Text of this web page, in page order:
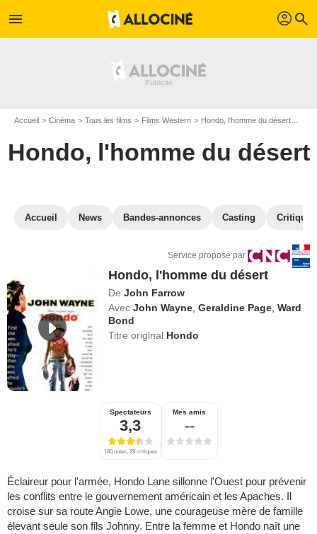
menu profil search
Accueil Cinéma Tous les films Films Western Hondo, l'homme du désert
Hondo, l'homme du désert
Accueil News Bandes-annonces Casting
Service proposé par
Hondo, l'homme du désert
De John Farrow
Avec John Wayne ,Geraldine Page ,Ward
Bond
Titre original Hondo
Spectateurs
3,3
180 notes, 29 critiques
Mes amis
--
Éclaireur pour l'armée, Hondo Lane sillonne l'Ouest pour prévenir
les conflits entre le gouvernement américain et les Apaches. Il
croise sur sa route Angie Lowe, une courageuse mère de famille
élevant seule son fils Johnny. Entre la femme et Hondo naît une